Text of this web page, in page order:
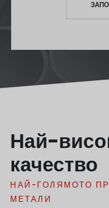
Най-
качество
НАЙ-ГОЛЯМОТО
МЕТАЛИ
Ελληνικά
ไทย
Русский
עִבְרִית
Română
Dansk
Português